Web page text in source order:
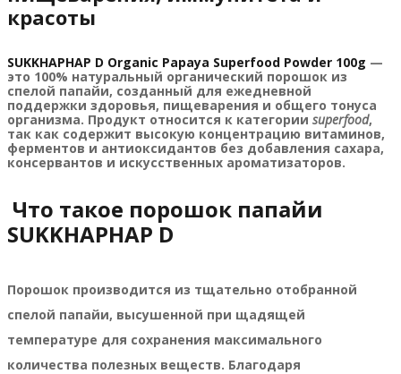
красоты
SUKKHAPHAP D Organic Papaya Superfood Powder 100g —
это 100% натуральный органический порошок из
спелой папайи, созданный для ежедневной
поддержки здоровья, пищеварения и общего тонуса
организма. Продукт относится к категории superfood,
так как содержит высокую концентрацию витаминов,
ферментов и антиоксидантов без добавления сахара,
консервантов и искусственных ароматизаторов.
Что такое порошок папайи
SUKKHAPHAP D
Порошок производится из тщательно отобранной
спелой папайи, высушенной при щадящей
температуре для сохранения максимального
количества полезных веществ. Благодаря